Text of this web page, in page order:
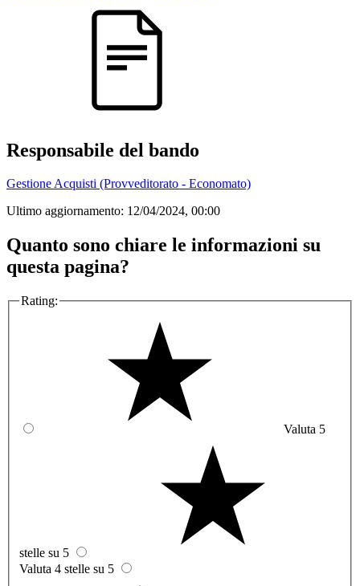
Responsabile del bando
Gestione Acquisti (Provveditorato - Economato)
Ultimo aggiornamento: 12/04/2024, 00:00
Quanto sono chiare le informazioni su
questa pagina?
Rating:
Valuta 5
stelle su 5
Valuta 4 stelle su 5